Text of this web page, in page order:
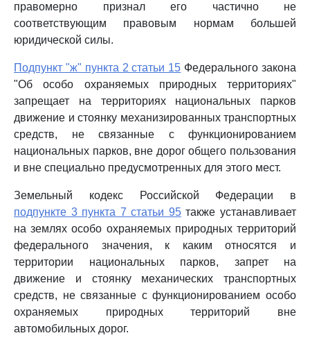
правомерно признал его частично не
соответствующим правовым нормам большей
юридической силы.
Подпункт "ж" пункта 2 статьи 15 Федерального закона
"Об особо охраняемых природных территориях"
запрещает на территориях национальных парков
движение и стоянку механизированных транспортных
средств, не связанные с функционированием
национальных парков, вне дорог общего пользования
и вне специально предусмотренных для этого мест.
Земельный кодекс Российской Федерации в
подпункте 3 пункта 7 статьи 95также устанавливает
на землях особо охраняемых природных территорий
федерального значения, к каким относятся и
территории национальных парков, запрет на
движение и стоянку механических транспортных
средств, не связанные с функционированием особо
охраняемых природных территорий вне
автомобильных дорог.